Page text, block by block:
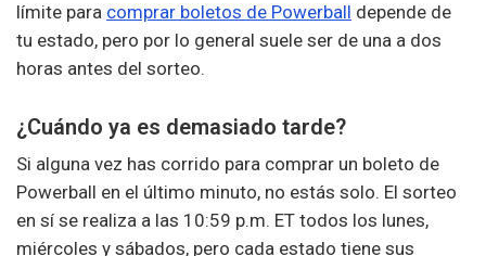
límite para comprar boletos de Powerball depende de
tu estado, pero por lo general suele ser de una a dos
horas antes del sorteo.
¿Cuándo ya es demasiado tarde?
Si alguna vez has corrido para comprar un boleto de
Powerball en el último minuto, no estás solo. El sorteo
en sí se realiza a las 10:59 p.m. ET todos los lunes,
miércoles y sábados, pero cada estado tiene sus